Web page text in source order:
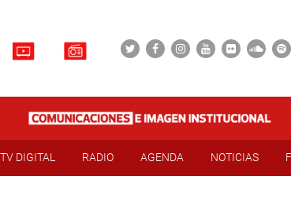
TV DIGITAL RADIO AGENDA NOTICIAS